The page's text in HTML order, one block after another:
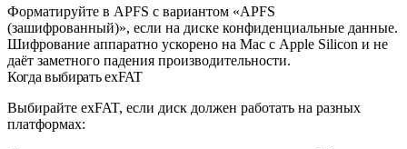
Форматируйте в APFS с вариантом «APFS
(зашифрованный)», если на диске конфиденциальные данные.
Шифрование аппаратно ускорено на Mac с Apple Silicon и не
даёт заметного падения производительности.
Когда выбирать exFAT
Выбирайте exFAT, если диск должен работать на разных
платформах: